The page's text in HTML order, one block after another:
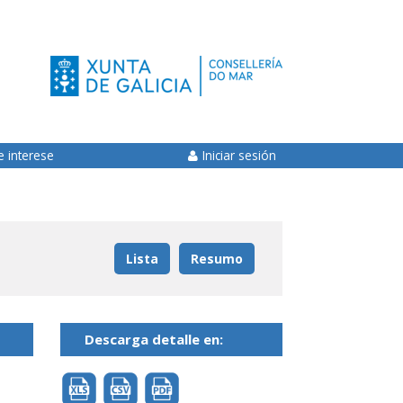
interese Iniciar sesión
Lista Resumo
Descarga detalle en: